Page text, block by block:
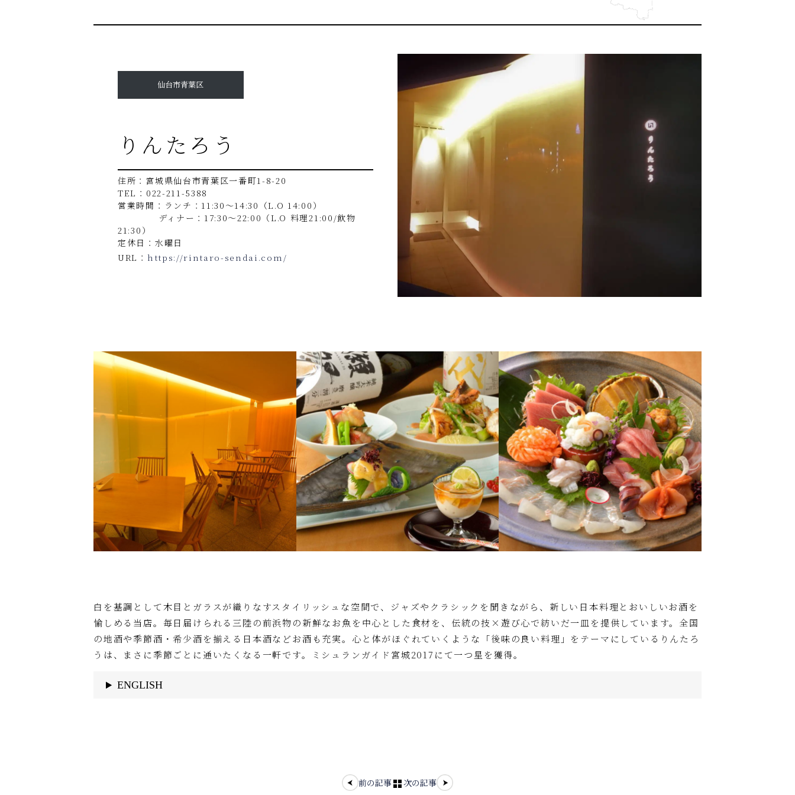
仙台市青葉区
りんたろう
住所：宮城県仙台市青葉区一番町1-8-20
TEL：022-211-5388
営業時間：ランチ：11:30〜14:30（L.O 14:00）
ディナー：17:30〜22:00（L.O 料理21:00/飲物
21:30）
定休日：水曜日
URL： https://rintaro-sendai.com/
白を基調として木目とガラスが織りなすスタイリッシュな空間で、ジャズやクラシックを聞きながら、新しい日本料理とおいしいお酒を
愉しめる当店。毎日届けられる三陸の前浜物の新鮮なお魚を中心とした食材を、伝統の技×遊び心で紡いだ一皿を提供しています。全国
の地酒や季節酒・希少酒を揃える日本酒などお酒も充実。心と体がほぐれていくような「後味の良い料理」をテーマにしているりんたろ
うは、まさに季節ごとに通いたくなる一軒です。ミシュランガイド宮城2017にて一つ星を獲得。
ENGLISH
前の記事 次の記事